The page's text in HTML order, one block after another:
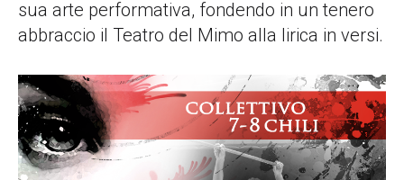
sua arte performativa, fondendo in un tenero
abbraccio il Teatro del Mimo alla lirica in versi.